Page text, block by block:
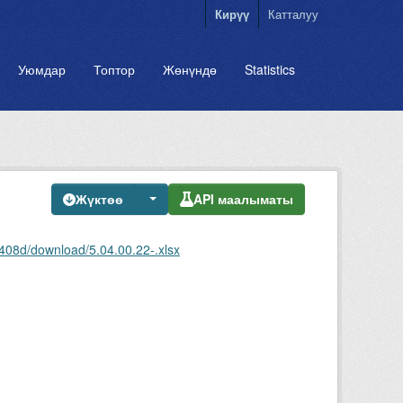
Кирүү Катталуу
Уюмдар Топтор Жөнүндө Statistics
Жүктөө API маалыматы
download/5.04.00.22-.xlsx